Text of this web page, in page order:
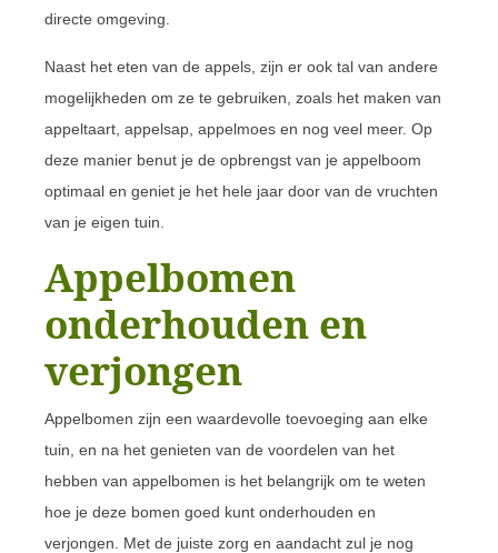
directe omgeving.
Naast het eten van de appels, zijn er ook tal van andere
mogelijkheden om ze te gebruiken, zoals het maken van
appeltaart, appelsap, appelmoes en nog veel meer. Op
deze manier benut je de opbrengst van je appelboom
optimaal en geniet je het hele jaar door van de vruchten
van je eigen tuin.
Appelbomen
onderhouden en
verjongen
Appelbomen zijn een waardevolle toevoeging aan elke
tuin, en na het genieten van de voordelen van het
hebben van appelbomen is het belangrijk om te weten
hoe je deze bomen goed kunt onderhouden en
verjongen. Met de juiste zorg en aandacht zul je nog